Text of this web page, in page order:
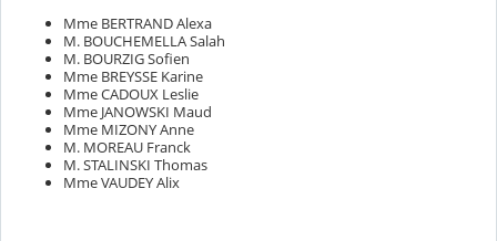
Mme BERTRAND Alexa
M. BOUCHEMELLA Salah
M. BOURZIG Sofien
Mme BREYSSE Karine
Mme CADOUX Leslie
Mme JANOWSKI Maud
Mme MIZONY Anne
M. MOREAU Franck
M. STALINSKI Thomas
Mme VAUDEY Alix